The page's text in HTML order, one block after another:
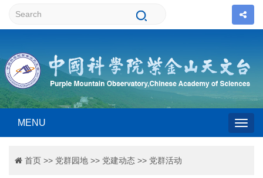
MENU
首页 >> 党群园地 >> 党建动态 >> 党群活动